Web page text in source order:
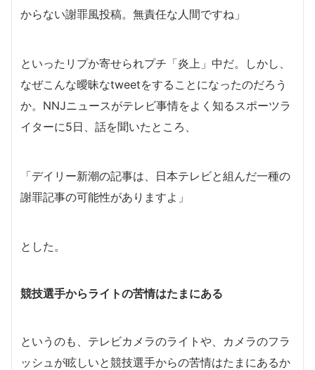
からない謝罪風投稿。無責任な人間ですね」
といったリプか寄せられプチ「炎上」中だ。しかし、
なぜこんな曖昧なtweetをすることになったのだろう
か。NNJニュースがテレビ事情をよく知るスポーツラ
イターに5日、話を聞いたところ、
「デイリー新潮の記事は、日本テレビと組んだ一種の
謝罪記事の可能性がありますよ」
とした。
競技選手からライトの苦情はたまにある
というのも、テレビカメラのライトや、カメラのフラ
ッシュが眩しいと競技選手からの苦情はたまにあるか